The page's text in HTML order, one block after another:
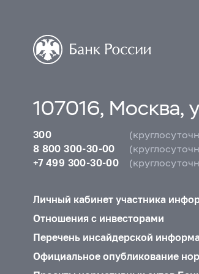
107016, Москва,
300
8 800 300-30-00
+7 499 300-30-00
Личный кабинет участника
Отношения с инвесторами
Перечень инсайдерской
Официальное опубликование